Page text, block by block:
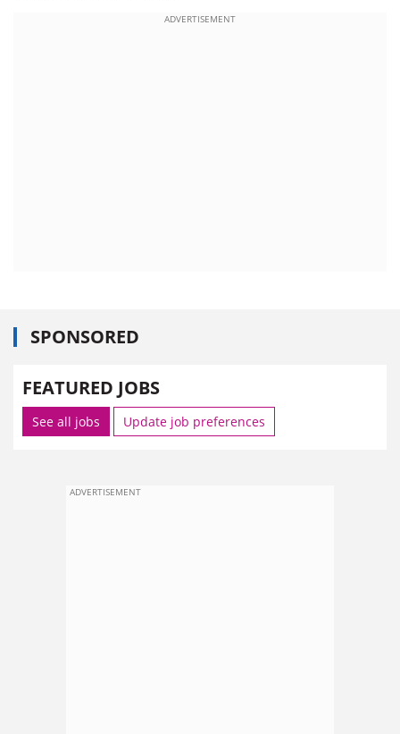
ADVERTISEMENT
SPONSORED
FEATURED JOBS
See all jobs Update job preferences
ADVERTISEMENT